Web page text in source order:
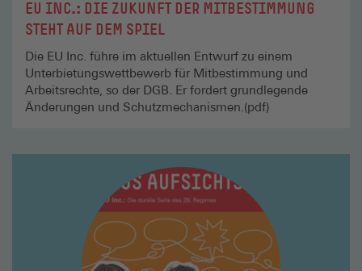
EU INC.: DIE ZUKUNFT DER MITBESTIMMUNG
STEHT AUF DEM SPIEL
Die EU Inc. führe im aktuellen Entwurf zu einem
Unterbietungswettbewerb für Mitbestimmung und
Arbeitsrechte, so der DGB. Er fordert grundlegende
Änderungen und Schutzmechanismen.(pdf)